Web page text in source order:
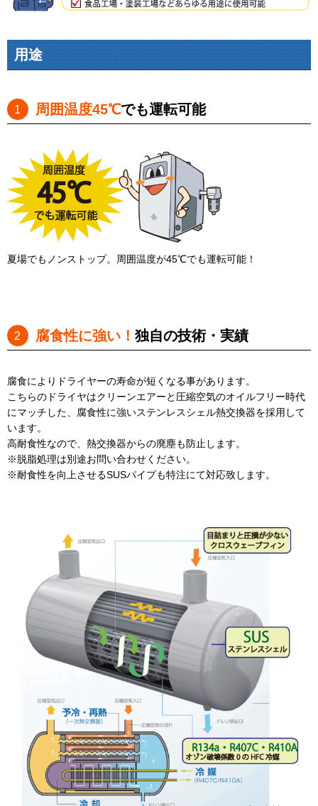
用途
周囲温度45℃でも運転可能
夏場でもノンストップ。周囲温度が45℃でも運転可能！
腐食性に強い！ 独自の技術・実績
腐食によりドライヤーの寿命が短くなる事があります。
こちらのドライヤはクリーンエアーと圧縮空気のオイルフリー時代
にマッチした、腐食性に強いステンレスシェル熱交換器を採用して
います。
高耐食性なので、熱交換器からの廃塵も防止します。
※脱脂処理は別途お問い合わせください。
※耐食性を向上させるSUSパイプも特注にて対応致します。